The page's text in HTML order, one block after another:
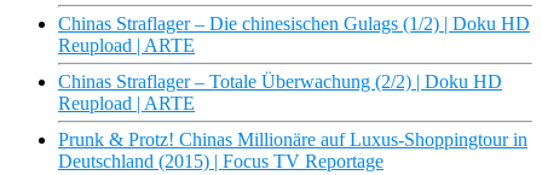
Chinas Straflager – Die chinesischen Gulags (1/2) | Doku HD
Reupload | ARTE
Chinas Straflager – Totale Überwachung (2/2) | Doku HD
Reupload | ARTE
Prunk & Protz! Chinas Millionäre auf Luxus-Shoppingtour in
Deutschland (2015) | Focus TV Reportage